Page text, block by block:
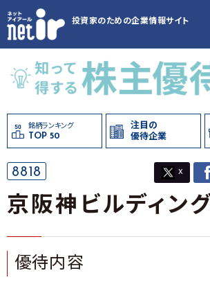
投資家のための企業情報サイト
銘柄ランキング
TOP 50
注目の
優待企業
8818 X
京阪神ビルディング
優待内容